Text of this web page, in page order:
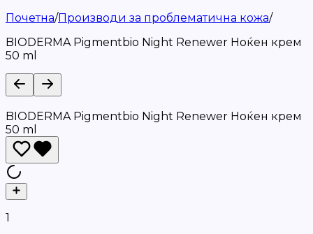
Почетна/Производи за проблематична кожа/
BIODERMA Pigmentbio Night Renewer Ноќен крем
50 ml
BIODERMA Pigmentbio Night Renewer Ноќен крем
50 ml
1